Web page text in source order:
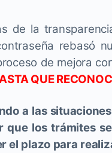
de la
rebasó
de mejora
QUE
a las
que los trámites
el plazo para